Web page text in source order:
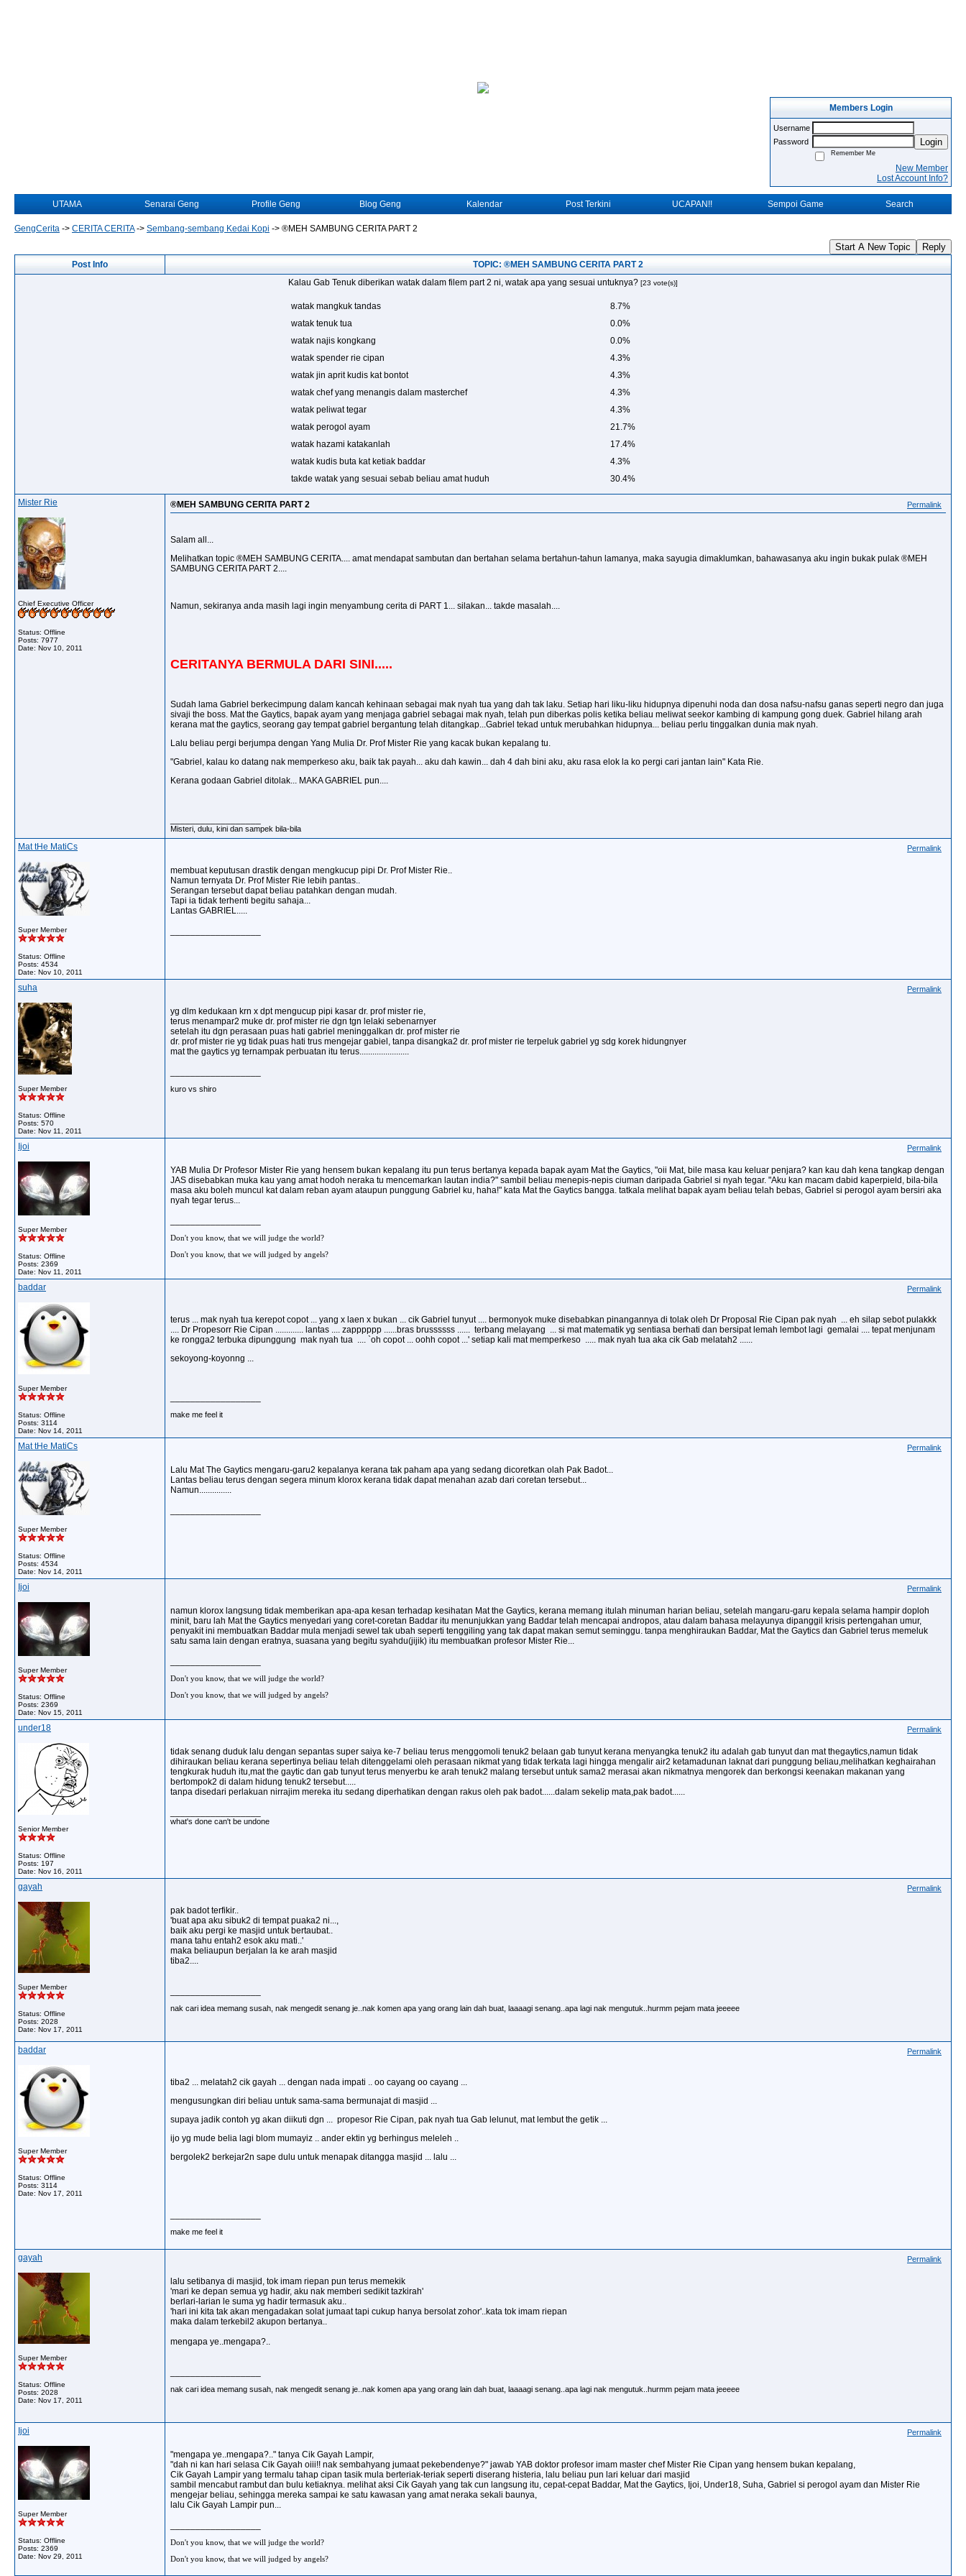
Members Login
Username
Password
Login
Remember Me
New Member
Lost Account Info?
UTAMA Senarai Geng Profile Geng Blog Geng Kalendar Post Terkini UCAPAN!! Sempoi Game Search
GengCerita -> CERITA CERITA-> Sembang-sembang Kedai Kopi -> ®MEH SAMBUNG CERITA PART 2
Start A New Topic Reply
Post Info
TOPIC: ®MEH SAMBUNG CERITA PART 2
Kalau Gab Tenuk diberikan watak dalam filem part 2 ni, watak apa yang sesuai untuknya? [23 vote(s)]
watak mangkuk tandas
8.7%
watak tenuk tua
0.0%
watak najis kongkang
0.0%
watak spender rie cipan
4.3%
watak jin aprit kudis kat bontot
4.3%
watak chef yang menangis dalam masterchef
4.3%
watak peliwat tegar
4.3%
watak perogol ayam
21.7%
watak hazami katakanlah
17.4%
watak kudis buta kat ketiak baddar
4.3%
takde watak yang sesuai sebab beliau amat huduh
30.4%
Mister Rie
Chief Executive Officer
Status: Offline
Posts: 7977
Date: Nov 10, 2011
®MEH SAMBUNG CERITA PART 2 Permalink
Salam all...
Melihatkan topic ®MEH SAMBUNG CERITA.... amat mendapat sambutan dan bertahan selama bertahun-tahun lamanya, maka sayugia dimaklumkan, bahawasanya aku ingin bukak pulak ®MEH
SAMBUNG CERITA PART 2....
Namun, sekiranya anda masih lagi ingin menyambung cerita di PART 1... silakan... takde masalah....
CERITANYA BERMULA DARI SINI.....
Sudah lama Gabriel berkecimpung dalam kancah kehinaan sebagai mak nyah tua yang dah tak laku. Setiap hari liku-liku hidupnya dipenuhi noda dan dosa nafsu-nafsu ganas seperti negro dan juga
sivaji the boss. Mat the Gaytics, bapak ayam yang menjaga gabriel sebagai mak nyah, telah pun diberkas polis ketika beliau meliwat seekor kambing di kampung gong duek. Gabriel hilang arah
kerana mat the gaytics, seorang gay tempat gabriel bergantung telah ditangkap...Gabriel tekad untuk merubahkan hidupnya... beliau perlu tinggalkan dunia mak nyah.
Lalu beliau pergi berjumpa dengan Yang Mulia Dr. Prof Mister Rie yang kacak bukan kepalang tu.
"Gabriel, kalau ko datang nak memperkeso aku, baik tak payah... aku dah kawin... dah 4 dah bini aku, aku rasa elok la ko pergi cari jantan lain" Kata Rie.
Kerana godaan Gabriel ditolak... MAKA GABRIEL pun....
Misteri, dulu, kini dan sampek bila-bila
Mat tHe MatiCs
Super Member
Status: Offline
Posts: 4534
Date: Nov 10, 2011
Permalink
membuat keputusan drastik dengan mengkucup pipi Dr. Prof Mister Rie..
Namun ternyata Dr. Prof Mister Rie lebih pantas..
Serangan tersebut dapat beliau patahkan dengan mudah.
Tapi ia tidak terhenti begitu sahaja...
Lantas GABRIEL.....
suha
Super Member
Status: Offline
Posts: 570
Date: Nov 11, 2011
Permalink
yg dlm kedukaan krn x dpt mengucup pipi kasar dr. prof mister rie,
terus menampar2 muke dr. prof mister rie dgn tgn lelaki sebenarnyer
setelah itu dgn perasaan puas hati gabriel meninggalkan dr. prof mister rie
dr. prof mister rie yg tidak puas hati trus mengejar gabiel, tanpa disangka2 dr. prof mister rie terpeluk gabriel yg sdg korek hidungnyer
mat the gaytics yg ternampak perbuatan itu terus.......................
kuro vs shiro
Ijoi
Super Member
Status: Offline
Posts: 2369
Date: Nov 11, 2011
Permalink
YAB Mulia Dr Profesor Mister Rie yang hensem bukan kepalang itu pun terus bertanya kepada bapak ayam Mat the Gaytics, "oii Mat, bile masa kau keluar penjara? kan kau dah kena tangkap dengan
JAS disebabkan muka kau yang amat hodoh neraka tu mencemarkan lautan india?" sambil beliau menepis-nepis ciuman daripada Gabriel si nyah tegar. "Aku kan macam dabid kaperpield, bila-bila
masa aku boleh muncul kat dalam reban ayam ataupun punggung Gabriel ku, haha!" kata Mat the Gaytics bangga. tatkala melihat bapak ayam beliau telah bebas, Gabriel si perogol ayam bersiri aka
nyah tegar terus...
Don't you know, that we will judge the world?
Don't you know, that we will judged by angels?
baddar
Super Member
Status: Offline
Posts: 3114
Date: Nov 14, 2011
Permalink
terus ... mak nyah tua kerepot copot ... yang x laen x bukan ... cik Gabriel tunyut .... bermonyok muke disebabkan pinangannya di tolak oleh Dr Proposal Rie Cipan pak nyah ... eh silap sebot pulakkk
.... Dr Propesorr Rie Cipan ............. lantas .... zapppppp ......bras brussssss ...... terbang melayang ... si mat matematik yg sentiasa berhati dan bersipat lemah lembot lagi gemalai .... tepat menjunam
ke rongga2 terbuka dipunggung mak nyah tua .... `oh copot ... oohh copot ...' setiap kali mat memperkeso ..... mak nyah tua aka cik Gab melatah2 ......
sekoyong-koyonng ...
make me feel it
Mat tHe MatiCs
Super Member
Status: Offline
Posts: 4534
Date: Nov 14, 2011
Permalink
Lalu Mat The Gaytics mengaru-garu2 kepalanya kerana tak paham apa yang sedang dicoretkan olah Pak Badot...
Lantas beliau terus dengan segera minum klorox kerana tidak dapat menahan azab dari coretan tersebut...
Namun...............
Ijoi
Super Member
Status: Offline
Posts: 2369
Date: Nov 15, 2011
Permalink
namun klorox langsung tidak memberikan apa-apa kesan terhadap kesihatan Mat the Gaytics, kerana memang itulah minuman harian beliau, setelah mangaru-garu kepala selama hampir doploh
minit, baru lah Mat the Gaytics menyedari yang coret-coretan Baddar itu menunjukkan yang Baddar telah mencapai andropos, atau dalam bahasa melayunya dipanggil krisis pertengahan umur,
penyakit ini membuatkan Baddar mula menjadi sewel tak ubah seperti tenggiling yang tak dapat makan semut seminggu. tanpa menghiraukan Baddar, Mat the Gaytics dan Gabriel terus memeluk
satu sama lain dengan eratnya, suasana yang begitu syahdu(jijik) itu membuatkan profesor Mister Rie...
Don't you know, that we will judge the world?
Don't you know, that we will judged by angels?
under18
Senior Member
Status: Offline
Posts: 197
Date: Nov 16, 2011
Permalink
tidak senang duduk lalu dengan sepantas super saiya ke-7 beliau terus menggomoli tenuk2 belaan gab tunyut kerana menyangka tenuk2 itu adalah gab tunyut dan mat thegaytics,namun tidak
dihiraukan beliau kerana sepertinya beliau telah ditenggelami oleh perasaan nikmat yang tidak terkata lagi hingga mengalir air2 ketamadunan laknat dari punggung beliau,melihatkan keghairahan
tengkurak huduh itu,mat the gaytic dan gab tunyut terus menyerbu ke arah tenuk2 malang tersebut untuk sama2 merasai akan nikmatnya mengorek dan berkongsi keenakan makanan yang
bertompok2 di dalam hidung tenuk2 tersebut.....
tanpa disedari perlakuan nirrajim mereka itu sedang diperhatikan dengan rakus oleh pak badot......dalam sekelip mata,pak badot......
what's done can't be undone
gayah
Super Member
Status: Offline
Posts: 2028
Date: Nov 17, 2011
Permalink
pak badot terfikir..
'buat apa aku sibuk2 di tempat puaka2 ni...,
baik aku pergi ke masjid untuk bertaubat..
mana tahu entah2 esok aku mati..'
maka beliaupun berjalan la ke arah masjid
tiba2....
nak cari idea memang susah, nak mengedit senang je..nak komen apa yang orang lain dah buat, laaaagi senang..apa lagi nak mengutuk..hurmm pejam mata jeeeee
baddar
Super Member
Status: Offline
Posts: 3114
Date: Nov 17, 2011
Permalink
tiba2 ... melatah2 cik gayah ... dengan nada impati .. oo cayang oo cayang ...
mengusungkan diri beliau untuk sama-sama bermunajat di masjid ...
supaya jadik contoh yg akan diikuti dgn ... propesor Rie Cipan, pak nyah tua Gab lelunut, mat lembut the getik ...
ijo yg mude belia lagi blom mumayiz .. ander ektin yg berhingus meleleh ..
bergolek2 berkejar2n sape dulu untuk menapak ditangga masjid ... lalu ...
make me feel it
gayah
Super Member
Status: Offline
Posts: 2028
Date: Nov 17, 2011
Permalink
lalu setibanya di masjid, tok imam riepan pun terus memekik
'mari ke depan semua yg hadir, aku nak memberi sedikit tazkirah'
berlari-larian le suma yg hadir termasuk aku..
'hari ini kita tak akan mengadakan solat jumaat tapi cukup hanya bersolat zohor'..kata tok imam riepan
maka dalam terkebil2 akupon bertanya..
mengapa ye..mengapa?..
nak cari idea memang susah, nak mengedit senang je..nak komen apa yang orang lain dah buat, laaaagi senang..apa lagi nak mengutuk..hurmm pejam mata jeeeee
Ijoi
Super Member
Status: Offline
Posts: 2369
Date: Nov 29, 2011
Permalink
"mengapa ye..mengapa?.." tanya Cik Gayah Lampir,
"dah ni kan hari selasa Cik Gayah oiii!! nak sembahyang jumaat pekebendenye?" jawab YAB doktor profesor imam master chef Mister Rie Cipan yang hensem bukan kepalang,
Cik Gayah Lampir yang termalu tahap cipan tasik mula berteriak-teriak seperti diserang histeria, lalu beliau pun lari keluar dari masjid
sambil mencabut rambut dan bulu ketiaknya. melihat aksi Cik Gayah yang tak cun langsung itu, cepat-cepat Baddar, Mat the Gaytics, Ijoi, Under18, Suha, Gabriel si perogol ayam dan Mister Rie
mengejar beliau, sehingga mereka sampai ke satu kawasan yang amat neraka sekali baunya,
lalu Cik Gayah Lampir pun...
Don't you know, that we will judge the world?
Don't you know, that we will judged by angels?